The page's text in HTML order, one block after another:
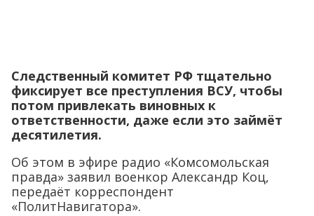
Следственный комитет РФ тщательно
фиксирует все преступления ВСУ, чтобы
потом привлекать виновных к
ответственности, даже если это займёт
десятилетия.
Об этом в эфире радио «Комсомольская
правда» заявил военкор Александр Коц,
передаёт корреспондент
«ПолитНавигатора».